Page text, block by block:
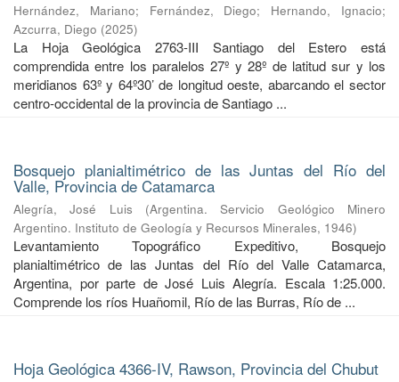
Hernández, Mariano; Fernández, Diego; Hernando, Ignacio;
Azcurra, Diego (2025)
La Hoja Geológica 2763-III Santiago del Estero está
comprendida entre los paralelos 27º y 28º de latitud sur y los
meridianos 63º y 64º30’ de longitud oeste, abarcando el sector
centro-occidental de la provincia de Santiago ...
Bosquejo planialtimétrico de las Juntas del Río del
Valle, Provincia de Catamarca
Alegría, José Luis (Argentina. Servicio Geológico Minero
Argentino. Instituto de Geología y Recursos Minerales, 1946)
Levantamiento Topográfico Expeditivo, Bosquejo
planialtimétrico de las Juntas del Río del Valle Catamarca,
Argentina, por parte de José Luis Alegría. Escala 1:25.000.
Comprende los ríos Huañomil, Río de las Burras, Río de ...
Hoja Geológica 4366-IV, Rawson, Provincia del Chubut